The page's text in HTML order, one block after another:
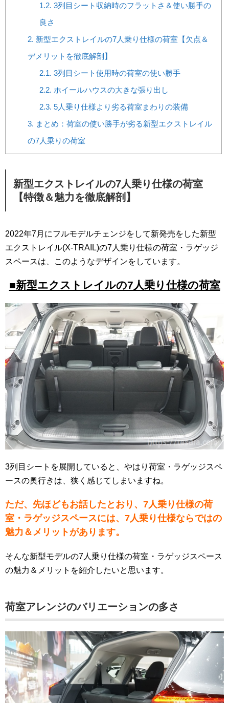
1.2. 3列目シート収納時のフラットさ＆使い勝手の
良さ
2. 新型エクストレイルの7人乗り仕様の荷室【欠点＆
デメリットを徹底解剖】
2.1. 3列目シート使用時の荷室の使い勝手
2.2. ホイールハウスの大きな張り出し
2.3. 5人乗り仕様より劣る荷室まわりの装備
3. まとめ：荷室の使い勝手が劣る新型エクストレイル
の7人乗りの荷室
新型エクストレイルの7人乗り仕様の荷室
【特徴＆魅力を徹底解剖】
2022年7月にフルモデルチェンジをして新発売をした新型
エクストレイル(X-TRAIL)の7人乗り仕様の荷室・ラゲッジ
スペースは、このようなデザインをしています。
■新型エクストレイルの7人乗り仕様の荷室
3列目シートを展開していると、やはり荷室・ラゲッジスペ
ースの奥行きは、狭く感じてしまいますね。
ただ、先ほどもお話したとおり、7人乗り仕様の荷
室・ラゲッジスペースには、7人乗り仕様ならではの
魅力＆メリットがあります。
そんな新型モデルの7人乗り仕様の荷室・ラゲッジスペース
の魅力＆メリットを紹介したいと思います。
荷室アレンジのバリエーションの多さ